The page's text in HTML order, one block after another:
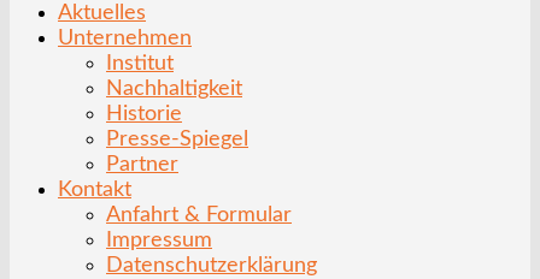
Aktuelles
Unternehmen
Institut
Nachhaltigkeit
Historie
Presse-Spiegel
Partner
Kontakt
Anfahrt & Formular
Impressum
Datenschutzerklärung